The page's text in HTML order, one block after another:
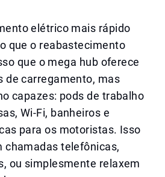
elétrico mais rápido
que o reabastecimento
que o mega hub oferece
de carregamento, mas
capazes: pods de trabalho
Wi-Fi, banheiros e
para os motoristas. Isso
chamadas telefônicas,
ou simplesmente relaxem